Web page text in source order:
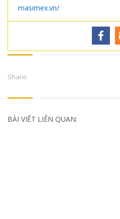
masimex.vn/
Share:
BÀI VIẾT LIÊN QUAN: